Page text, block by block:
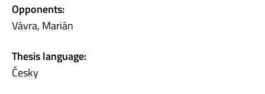
Opponents:
Vávra, Marián
Thesis language:
Česky